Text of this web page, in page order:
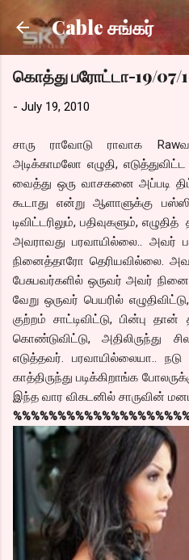
Skip to
Cable சங்கர்
கொத்து பரோட்டா-19/07/
- July 19, 2010
சாரு ராவோடு ராவாக
அடிக்காமலோ எழுதி,
வைத்து ஒரு வாசகனை அப்படி
கூடாது என்று ஆளாளுக்கு
டிவிட்டரிலும், பதிவுகளும்,
அவராவது பரவாயில்லை.. அவர்
நினைத்தாரோ தெரியவில்லை.
பேசுபவர்களில் ஒருவர் அவர்
வேறு ஒருவர் பெயரில்
குற்றம் சாட்டிவிட்டு, பின்பு
கொண்டுவிட்டு, அதிலிருந்து
எடுத்தவர். பரவாயில்லையா.. நடு
காத்திருந்து படிக்கிறாங்க
இந்த வார விகடனில் சாருவின்